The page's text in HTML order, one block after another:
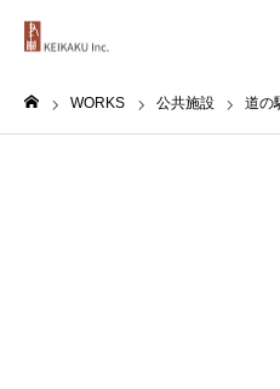
WORKS 公共施設 道の